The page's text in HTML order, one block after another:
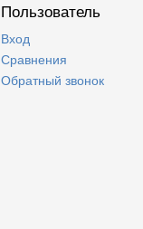
Пользователь
Вход
Сравнения
Обратный звонок